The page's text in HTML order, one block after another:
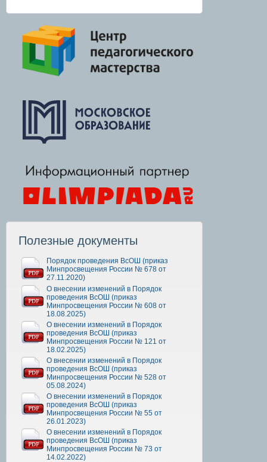
Полезные документы
Порядок проведения ВсОШ (приказ
Минпросвещения России № 678 от
27.11.2020)
О внесении изменений в Порядок
проведения ВсОШ (приказ
Минпросвещения России № 608 от
18.08.2025)
О внесении изменений в Порядок
проведения ВсОШ (приказ
Минпросвещения России № 121 от
18.02.2025)
О внесении изменений в Порядок
проведения ВсОШ (приказ
Минпросвещения России № 528 от
05.08.2024)
О внесении изменений в Порядок
проведения ВсОШ (приказ
Минпросвещения России № 55 от
26.01.2023)
О внесении изменений в Порядок
проведения ВсОШ (приказ
Минпросвещения России № 73 от
14.02.2022)